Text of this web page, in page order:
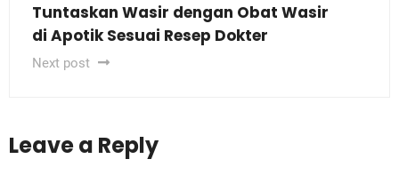
Tuntaskan Wasir dengan Obat Wasir
di Apotik Sesuai Resep Dokter
Next post
Leave a Reply